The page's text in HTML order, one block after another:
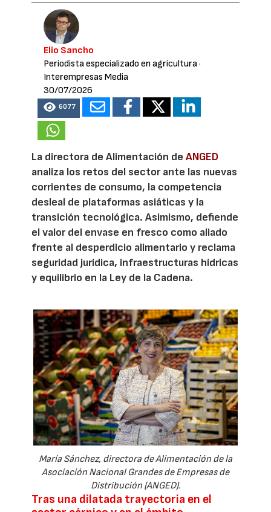
Elio Sancho
Periodista especializado en agricultura·
Interempresas Media
30/07/2026
6077
La directora de Alimentación deANGED
analiza los retos del sector ante las nuevas
corrientes de consumo, la competencia
desleal de plataformas asiáticas y la
transición tecnológica. Asimismo, defiende
el valor del envase en fresco como aliado
frente al desperdicio alimentario y reclama
seguridad jurídica, infraestructuras hídricas
y equilibrio en la Ley de la Cadena.
María Sánchez, directora de Alimentación de la
Asociación Nacional Grandes de Empresas de
Distribución (ANGED).
Tras una dilatada trayectoria en el